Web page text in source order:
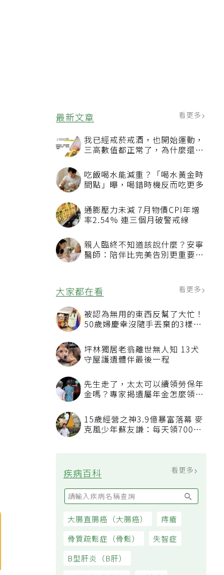
最新文章 看更多
我已經戒菸戒酒，也開始運動，
三高數值都正常了，為什麼還不
吃飯喝水能減重？「喝水黃金時
間點」曝，喝錯時機反而吃更多
通膨壓力未減 7月物價CPI年增
率2.54% 連三個月破警戒線
親人臨終不知道該說什麼？安寧
醫師：陪伴比完美告別更重要，
大家都在看
被認為無用的東西反幫了大忙！
50歲婦慶幸沒隨手丟棄的3樣物
坪林獨居老翁離世無人知 13犬
守屋護遺體伴最後一程
先生走了，太太可以續領勞保年
看順位還要看資格
15歲經營之神3.9億暴富落幕 麥
疾病百科